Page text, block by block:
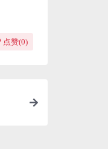
点赞(0)